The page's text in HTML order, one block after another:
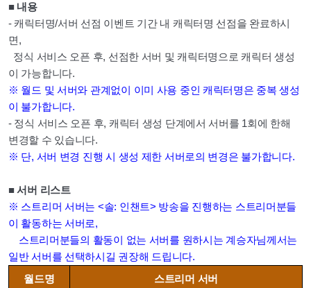
■ 내용
- 캐릭터명/서버 선점 이벤트 기간 내 캐릭터명 선점을 완료하시
면,
정식 서비스 오픈 후, 선점한 서버 및 캐릭터명으로 캐릭터 생성
이 가능합니다.
※ 월드 및 서버와 관계없이 이미 사용 중인 캐릭터명은 중복 생성
이 불가합니다.
- 정식 서비스 오픈 후, 캐릭터 생성 단계에서 서버를 1회에 한해
변경할 수 있습니다.
※ 단, 서버 변경 진행 시 생성 제한 서버로의 변경은 불가합니다.
■ 서버 리스트
※ 스트리머 서버는 <솔: 인챈트> 방송을 진행하는 스트리머분들
이 활동하는 서버로,
스트리머분들의 활동이 없는 서버를 원하시는 계승자님께서는
일반 서버를 선택하시길 권장해 드립니다.
월드명
스트리머 서버